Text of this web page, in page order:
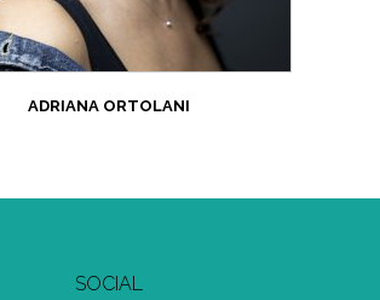
ADRIANA ORTOLANI
SOCIAL